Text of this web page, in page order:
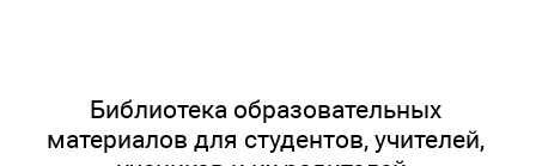
Библиотека образовательных
материалов для студентов, учителей,